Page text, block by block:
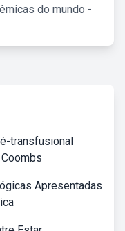
do mundo -
transfusional
Apresentadas